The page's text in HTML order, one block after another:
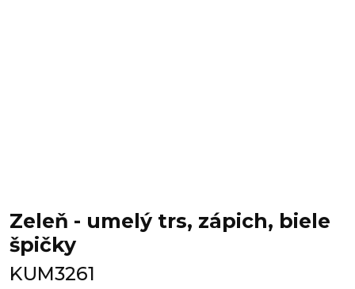
Zeleň - umelý trs, zápich, biele
špičky
KUM3261